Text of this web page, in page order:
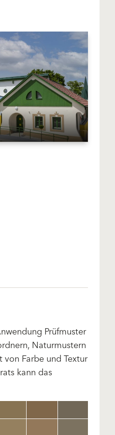
Prüfmuster
Naturmustern
Farbe und Textur
kann das